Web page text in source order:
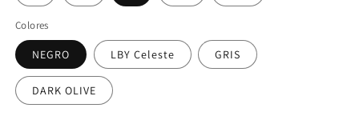
Colores
NEGRO LBY Celeste GRIS
DARK OLIVE